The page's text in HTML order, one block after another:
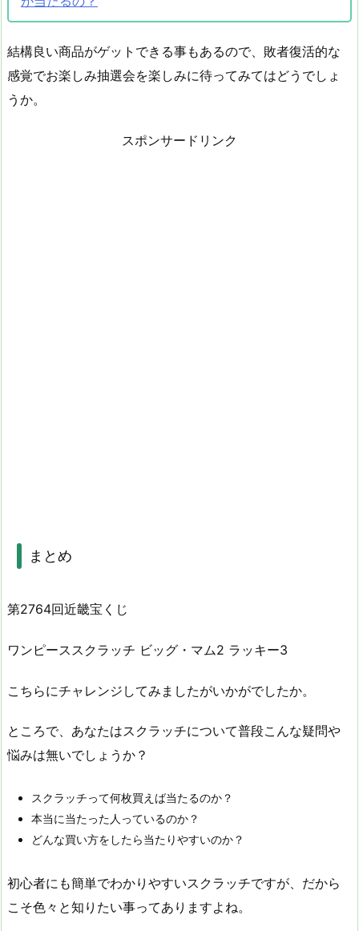
結構良い商品がゲットできる事もあるので、敗者復活的な
感覚でお楽しみ抽選会を楽しみに待ってみてはどうでしょ
うか。
スポンサードリンク
まとめ
第2764回近畿宝くじ
ワンピーススクラッチ ビッグ・マム2 ラッキー3
こちらにチャレンジしてみましたがいかがでしたか。
ところで、あなたはスクラッチについて普段こんな疑問や
悩みは無いでしょうか？
スクラッチって何枚買えば当たるのか？
本当に当たった人っているのか？
どんな買い方をしたら当たりやすいのか？
初心者にも簡単でわかりやすいスクラッチですが、だから
こそ色々と知りたい事ってありますよね。